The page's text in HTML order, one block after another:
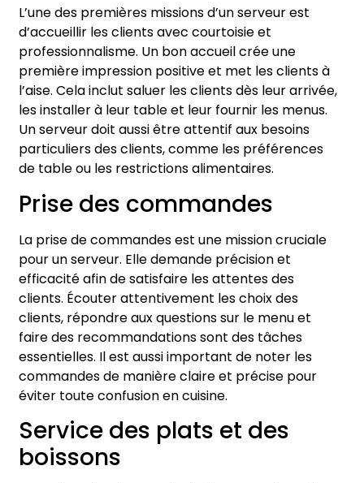
L’une des premières missions d’un serveur est
d’accueillir les clients avec courtoisie et
professionnalisme. Un bon accueil crée une
première impression positive et met les clients à
l’aise. Cela inclut saluer les clients dès leur arrivée,
les installer à leur table et leur fournir les menus.
Un serveur doit aussi être attentif aux besoins
particuliers des clients, comme les préférences
de table ou les restrictions alimentaires.
Prise des commandes
La prise de commandes est une mission cruciale
pour un serveur. Elle demande précision et
efficacité afin de satisfaire les attentes des
clients. Écouter attentivement les choix des
clients, répondre aux questions sur le menu et
faire des recommandations sont des tâches
essentielles. Il est aussi important de noter les
commandes de manière claire et précise pour
éviter toute confusion en cuisine.
Service des plats et des
boissons